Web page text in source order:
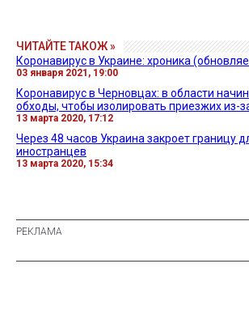
ЧИТАЙТЕ ТАКОЖ »
Коронавирус в Украине: хроника
03 января 2021, 19:00
Коронавирус в Черновцах: в области
обходы, чтобы изолировать приезжих из-
13 марта 2020, 17:12
Через 48 часов Украина закроет границу
иностранцев
13 марта 2020, 15:34